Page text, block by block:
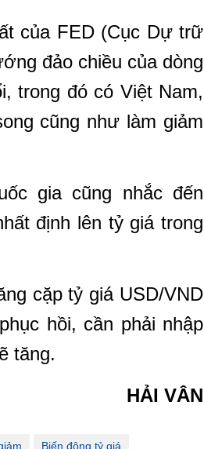
của FED (Cục Dự trữ
đảo chiều của dòng
trong đó có Việt Nam,
cũng như làm giảm
gia cũng nhắc đến
định lên tỷ giá trong
cặp tỷ giá USD/VND
hồi, cần phải nhập
tăng.
HẢI VÂN
Biến động tỷ giá